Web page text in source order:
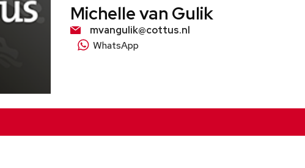
Michelle van Gulik
mvangulik@cottus.nl
WhatsApp